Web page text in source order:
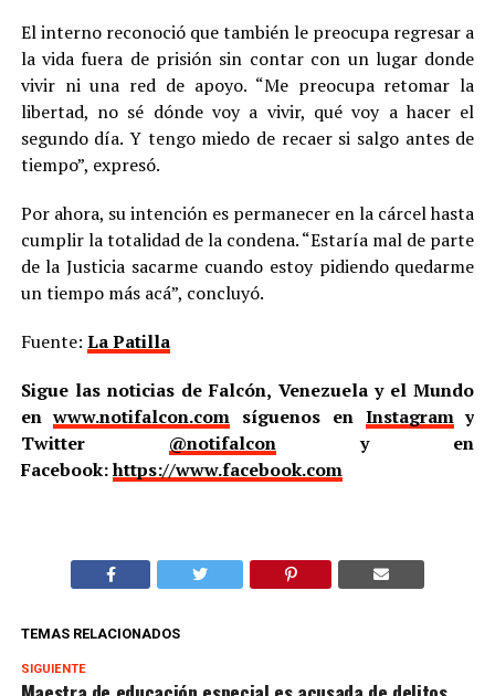
El interno reconoció que también le preocupa regresar a
la vida fuera de prisión sin contar con un lugar donde
vivir ni una red de apoyo. “Me preocupa retomar la
libertad, no sé dónde voy a vivir, qué voy a hacer el
segundo día. Y tengo miedo de recaer si salgo antes de
tiempo”, expresó.
Por ahora, su intención es permanecer en la cárcel hasta
cumplir la totalidad de la condena. “Estaría mal de parte
de la Justicia sacarme cuando estoy pidiendo quedarme
un tiempo más acá”, concluyó.
Fuente: La Patilla
Sigue las noticias de Falcón, Venezuela y el Mundo
enwww.notifalcon.com síguenos en Instagramy
Twitter @notifalcony en
Facebook:https://www.facebook.com
TEMAS RELACIONADOS
SIGUIENTE